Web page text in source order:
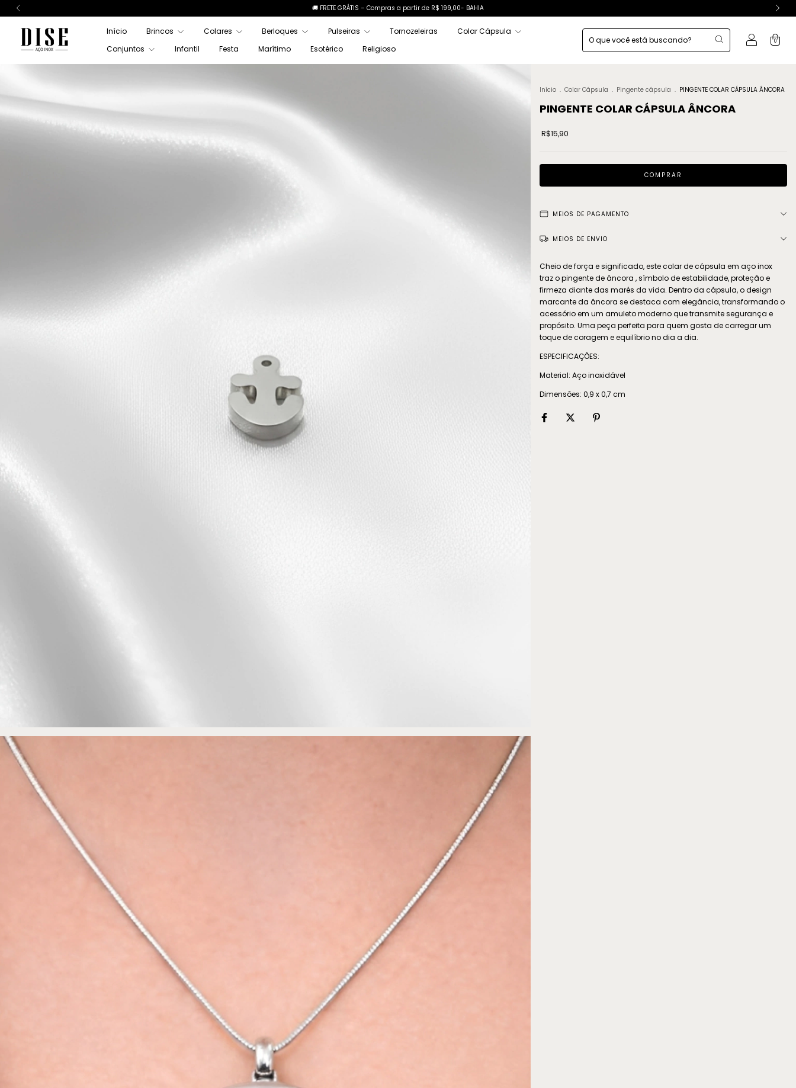
🚚 FRETE GRÁTIS – Compras a partir de R$ 199,00- BAHIA
Início Brincos Colares Berloques Pulseiras Tornozeleiras
Colar Cápsula
Conjuntos
Infantil Festa Marítimo Esotérico Religioso
0
Início . Colar Cápsula . Pingente cápsula . PINGENTE COLAR CÁPSULA ÂNCORA
PINGENTE COLAR CÁPSULA ÂNCORA
R$15,90
MEIOS DE PAGAMENTO
MEIOS DE ENVIO
Cheio de força e significado, este colar de cápsula em aço inox
traz o pingente de âncora , símbolo de estabilidade, proteção e
firmeza diante das marés da vida. Dentro da cápsula, o design
marcante da âncora se destaca com elegância, transformando o
acessório em um amuleto moderno que transmite segurança e
propósito. Uma peça perfeita para quem gosta de carregar um
toque de coragem e equilíbrio no dia a dia.
ESPECIFICAÇÕES:
Material: Aço inoxidável
Dimensões: 0,9 x 0,7 cm